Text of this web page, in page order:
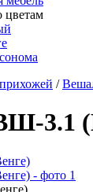
цветам
/
3.1